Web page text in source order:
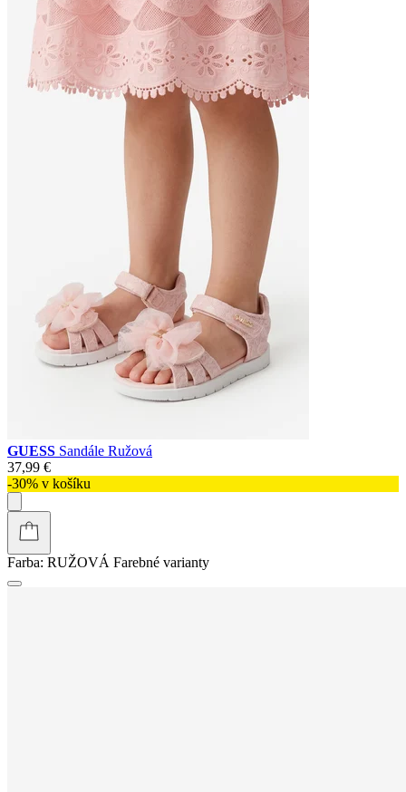
GUESS Sandále Ružová
37,99 €
-30% v košíku
Farba: RUŽOVÁ Farebné varianty